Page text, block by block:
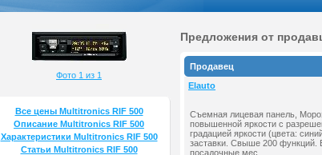
Фото 1 из 1
Все цены Multitronics RIF 500
Описание Multitronics RIF 500
Характеристики Multitronics RIF 500
Статьи Multitronics RIF 500
Предложения от
Продавец
Elauto
Съемная лицевая панель,
повышенной яркости с
градацией яркости (цвета:
заставки. Свыше 200 функций.
посадочные мес